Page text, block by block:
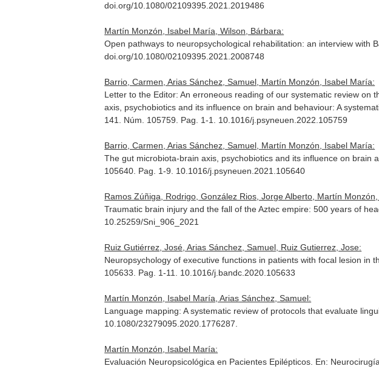
doi.org/10.1080/02109395.2021.2019486
Martín Monzón, Isabel María, Wilson, Bárbara:
Open pathways to neuropsychological rehabilitation: an interview with
doi.org/10.1080/02109395.2021.2008748
Barrio, Carmen, Arias Sánchez, Samuel, Martín Monzón, Isabel María:
Letter to the Editor: An erroneous reading of our systematic review
axis, psychobiotics and its influence on brain and behaviour: A
141. Núm. 105759. Pag. 1-1. 10.1016/j.psyneuen.2022.105759
Barrio, Carmen, Arias Sánchez, Samuel, Martín Monzón, Isabel María:
The gut microbiota-brain axis, psychobiotics and its influence on brain
105640. Pag. 1-9. 10.1016/j.psyneuen.2021.105640
Ramos Zúñiga, Rodrigo, González Rios, Jorge Alberto, Martín
Traumatic brain injury and the fall of the Aztec empire: 500 years of
10.25259/Sni_906_2021
Ruiz Gutiérrez, José, Arias Sánchez, Samuel, Ruiz Gutierrez, Jose:
Neuropsychology of executive functions in patients with focal lesion in
105633. Pag. 1-11. 10.1016/j.bandc.2020.105633
Martín Monzón, Isabel María, Arias Sánchez, Samuel:
Language mapping: A systematic review of protocols that evaluate
10.1080/23279095.2020.1776287.
Martín Monzón, Isabel María:
Evaluación Neuropsicológica en Pacientes Epilépticos. En: